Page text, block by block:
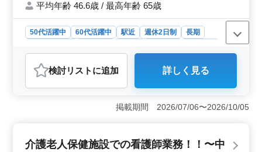
平均年齢 46.6歳 / 最高年齢 65歳
50代活躍中 60代活躍中 駅近 週休2日制
長期
調理師・調理補助・スタッフ
検討リスト に追加 詳しく見る
掲載期間 2026/07/06〜2026/10/05
介護老人保健施設での看護師業務！！〜中